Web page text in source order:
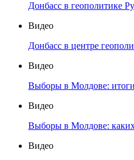
Донбасс в геополитике
Видео
Донбасс в центре
Видео
Выборы в Молдове: итоги
Видео
Выборы в Молдове:
Видео